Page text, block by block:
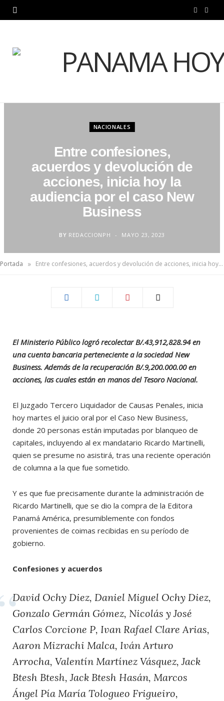
e w
NACIONALES
Entre confesiones,
acuerdos y devolución de
acciones, inicia hoy la
audiencia por el caso New
Business
BY REDACCIONPH MAYO 23, 2023
Portada » Entre confesiones, acuerdos y devolución de acciones, inicia hoy la audiencia por el caso New Business
El Ministerio Público logró recolectar B/.43,912,828.94 en
una cuenta bancaria perteneciente a la sociedad New
Business. Además de la recuperación B/.9,200.000.00 en
acciones, las cuales están en manos del Tesoro Nacional.
El Juzgado Tercero Liquidador de Causas Penales, inicia
hoy martes el juicio oral por el Caso New Business,
donde 20 personas están imputadas por blanqueo de
capitales, incluyendo al ex mandatario Ricardo Martinelli,
quien se presume no asistirá, tras una reciente operación
de columna a la que fue sometido.
Y es que fue precisamente durante la administración de
Ricardo Martinelli, que se dio la compra de la Editora
Panamá América, presumiblemente con fondos
provenientes de coimas recibidas en su período de
gobierno.
Confesiones y acuerdos
David Ochy Diez, Daniel Miguel Ochy Diez,
Gonzalo Germán Gómez, Nicolás y José
Carlos Corcione P, Ivan Rafael Clare Arias,
Aaron Mizrachi Malca, Iván Arturo
Arrocha, Valentín Martínez Vásquez, Jack
Btesh Btesh, Jack Btesh Hasán, Marcos
Ángel Pía María Tologueo Frigueiro,